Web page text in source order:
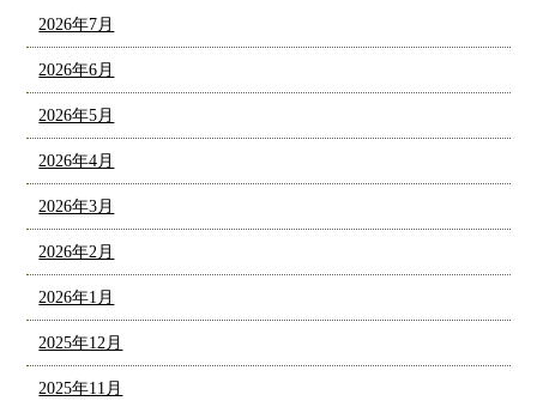
2026年7月
2026年6月
2026年5月
2026年4月
2026年3月
2026年2月
2026年1月
2025年12月
2025年11月